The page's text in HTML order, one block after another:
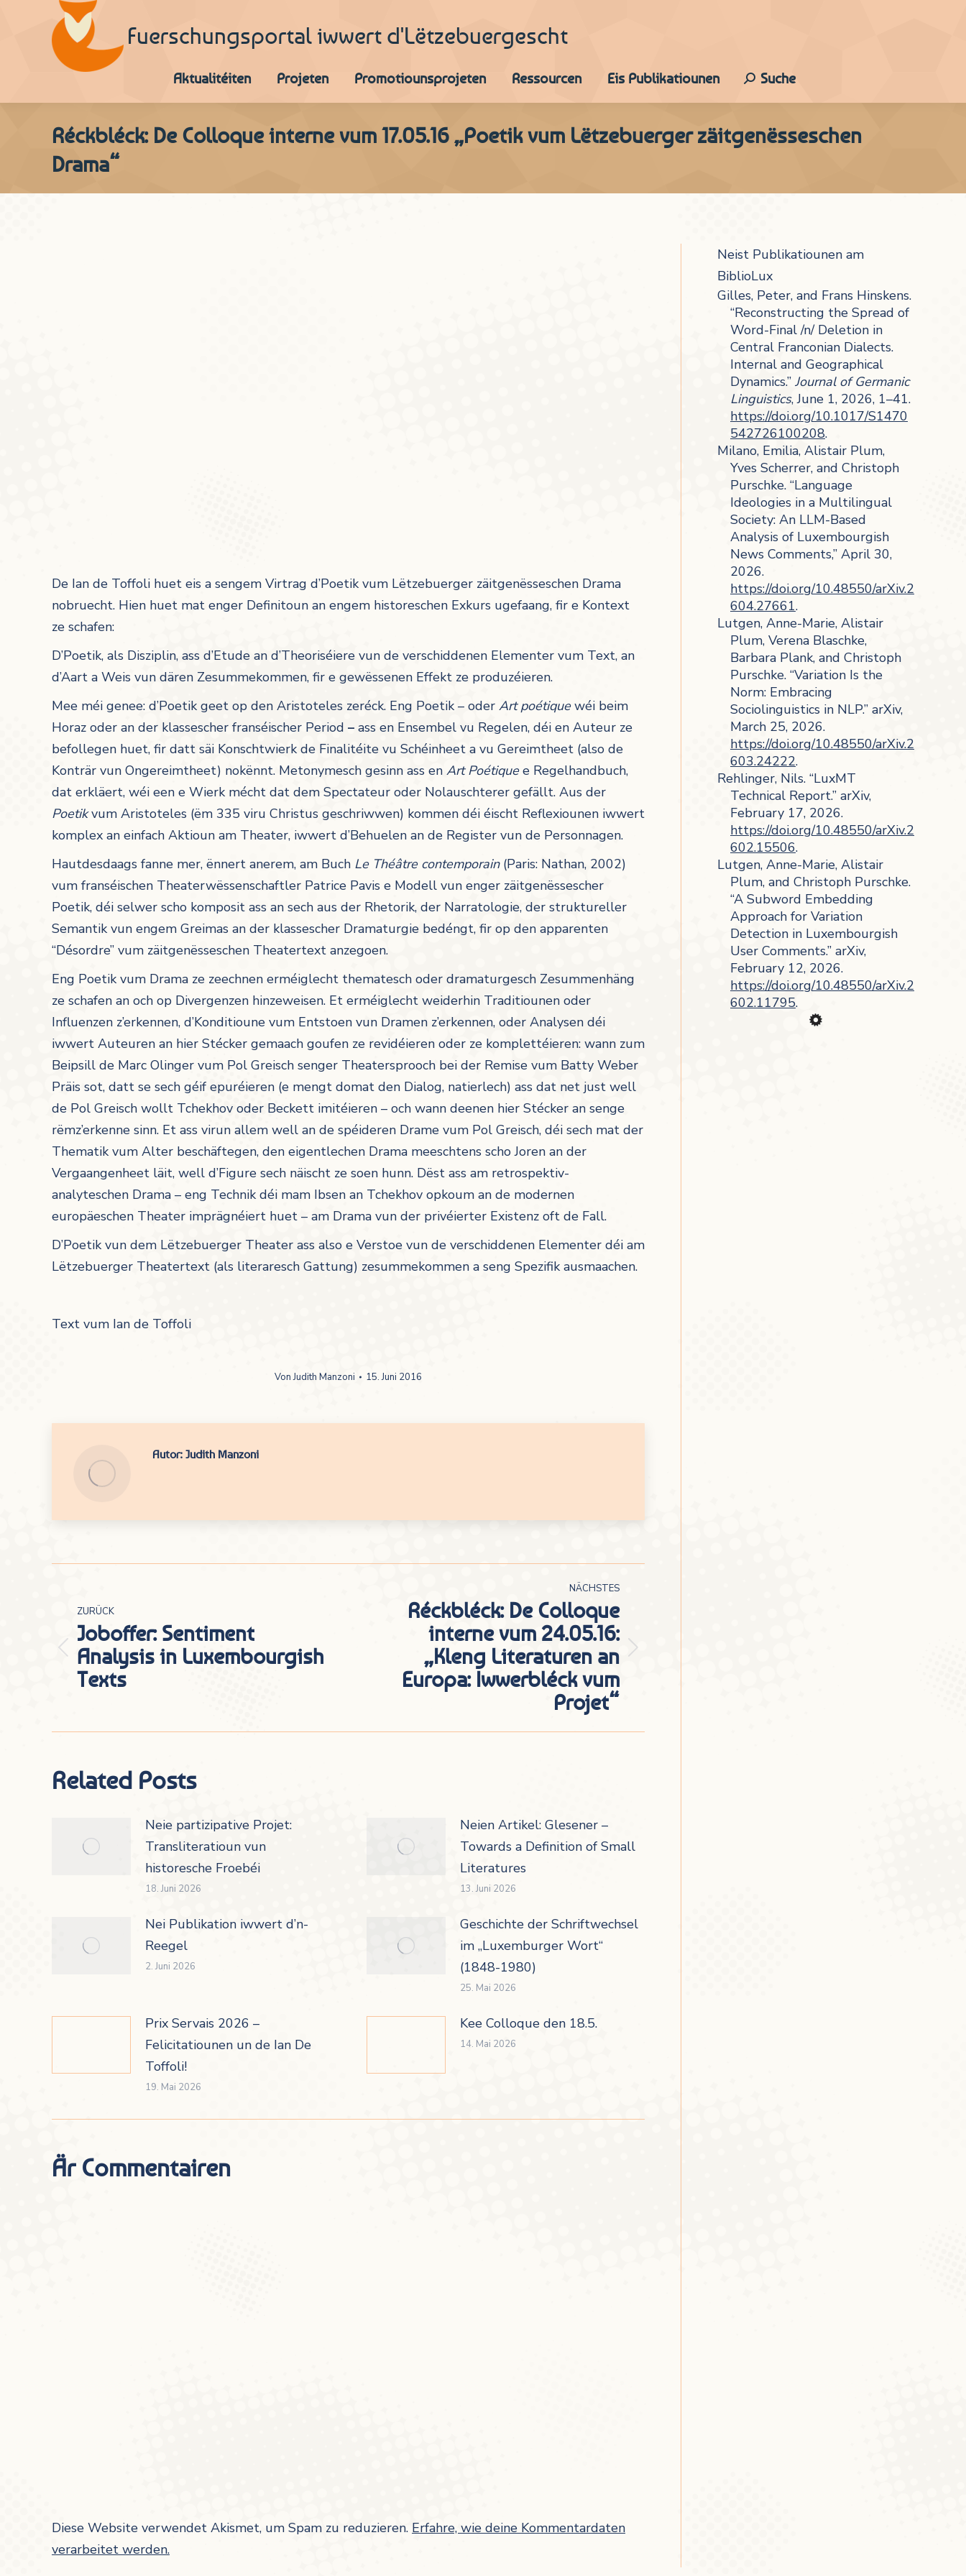
Fuerschungsportal iwwert d'Lëtzebuergescht
Aktualitéiten Projeten Promotiounsprojeten Ressourcen Eis Publikatiounen Search:
Suche
Réckbléck: De Colloque interne vum 17.05.16 „Poetik vum Lëtzebuerger zäitgenësseschen
Drama“
De Ian de Toffoli huet eis a sengem Virtrag d’Poetik vum Lëtzebuerger zäitgenësseschen Drama
nobruecht. Hien huet mat enger Definitoun an engem historeschen Exkurs ugefaang, fir e Kontext
ze schafen:
D’Poetik, als Disziplin, ass d’Etude an d’Theoriséiere vun de verschiddenen Elementer vum Text, an
d’Aart a Weis vun dären Zesummekommen, fir e gewëssenen Effekt ze produzéieren.
Mee méi genee: d’Poetik geet op den Aristoteles zeréck. Eng Poetik – oder Art poétiquewéi beim
Horaz oder an der klassescher franséischer Period – ass en Ensembel vu Regelen, déi en Auteur ze
befollegen huet, fir datt säi Konschtwierk de Finalitéite vu Schéinheet a vu Gereimtheet (also de
Konträr vun Ongereimtheet) nokënnt. Metonymesch gesinn ass en Art Poétiquee Regelhandbuch,
dat erkläert, wéi een e Wierk mécht dat dem Spectateur oder Nolauschterer gefällt. Aus der
Poetikvum Aristoteles (ëm 335 viru Christus geschriwwen) kommen déi éischt Reflexiounen iwwert
komplex an einfach Aktioun am Theater, iwwert d’Behuelen an de Register vun de Personnagen.
Hautdesdaags fanne mer, ënnert anerem, am Buch Le Théâtre contemporain(Paris: Nathan, 2002)
vum franséischen Theaterwëssenschaftler Patrice Pavis e Modell vun enger zäitgenëssescher
Poetik, déi selwer scho komposit ass an sech aus der Rhetorik, der Narratologie, der struktureller
Semantik vun engem Greimas an der klassescher Dramaturgie bedéngt, fir op den apparenten
“Désordre” vum zäitgenësseschen Theatertext anzegoen.
Eng Poetik vum Drama ze zeechnen erméiglecht thematesch oder dramaturgesch Zesummenhäng
ze schafen an och op Divergenzen hinzeweisen. Et erméiglecht weiderhin Traditiounen oder
Influenzen z’erkennen, d’Konditioune vum Entstoen vun Dramen z’erkennen, oder Analysen déi
iwwert Auteuren an hier Stécker gemaach goufen ze revidéieren oder ze komplettéieren: wann zum
Beipsill de Marc Olinger vum Pol Greisch senger Theatersprooch bei der Remise vum Batty Weber
Präis sot, datt se sech géif epuréieren (e mengt domat den Dialog, natierlech) ass dat net just well
de Pol Greisch wollt Tchekhov oder Beckett imitéieren – och wann deenen hier Stécker an senge
rëmz’erkenne sinn. Et ass virun allem well an de spéideren Drame vum Pol Greisch, déi sech mat der
Thematik vum Alter beschäftegen, den eigentlechen Drama meeschtens scho Joren an der
Vergaangenheet läit, well d’Figure sech näischt ze soen hunn. Dëst ass am retrospektiv-
analyteschen Drama – eng Technik déi mam Ibsen an Tchekhov opkoum an de modernen
europäeschen Theater imprägnéiert huet – am Drama vun der privéierter Existenz oft de Fall.
D’Poetik vun dem Lëtzebuerger Theater ass also e Verstoe vun de verschiddenen Elementer déi am
Lëtzebuerger Theatertext (als literaresch Gattung) zesummekommen a seng Spezifik ausmaachen.
Text vum Ian de Toffoli
VonJudith Manzoni 15. Juni 2016
Autor: Judith Manzoni
ZURÜCK
Vorheriger
Beitrag:
Joboffer: Sentiment
Analysis in Luxembourgish
Texts
NÄCHSTES
Beitrag:
Réckbléck: De Colloque
interne vum 24.05.16:
„Kleng Literaturen an
Europa: Iwwerbléck vum
Projet“
Related Posts
Neie partizipative Projet:
Transliteratioun vun
historesche Froebéi
18. Juni 2026
Neien Artikel: Glesener –
Towards a Definition of Small
Literatures
13. Juni 2026
Nei Publikation iwwert d’n-
Reegel
2. Juni 2026
Geschichte der Schriftwechsel
im „Luxemburger Wort“
(1848-1980)
25. Mai 2026
Prix Servais 2026 –
Felicitatiounen un de Ian De
Toffoli!
19. Mai 2026
Kee Colloque den 18.5.
14. Mai 2026
Är Commentairen
Diese Website verwendet Akismet, um Spam zu reduzieren. Erfahre, wie deine Kommentardaten
verarbeitet werden.
Neist Publikatiounen am
BiblioLux
Gilles, Peter, and Frans Hinskens.
“Reconstructing the Spread of
Word-Final /n/ Deletion in
Central Franconian Dialects.
Internal and Geographical
Dynamics.” Journal of Germanic
Linguistics, June 1, 2026, 1–41.
https://doi.org/10.1017/S1470
542726100208.
Milano, Emilia, Alistair Plum,
Yves Scherrer, and Christoph
Purschke. “Language
Ideologies in a Multilingual
Society: An LLM-Based
Analysis of Luxembourgish
News Comments,” April 30,
2026.
https://doi.org/10.48550/arXiv.2
604.27661.
Lutgen, Anne-Marie, Alistair
Plum, Verena Blaschke,
Barbara Plank, and Christoph
Purschke. “Variation Is the
Norm: Embracing
Sociolinguistics in NLP.” arXiv,
March 25, 2026.
https://doi.org/10.48550/arXiv.2
603.24222.
Rehlinger, Nils. “LuxMT
Technical Report.” arXiv,
February 17, 2026.
https://doi.org/10.48550/arXiv.2
602.15506.
Lutgen, Anne-Marie, Alistair
Plum, and Christoph Purschke.
“A Subword Embedding
Approach for Variation
Detection in Luxembourgish
User Comments.” arXiv,
February 12, 2026.
https://doi.org/10.48550/arXiv.2
602.11795.